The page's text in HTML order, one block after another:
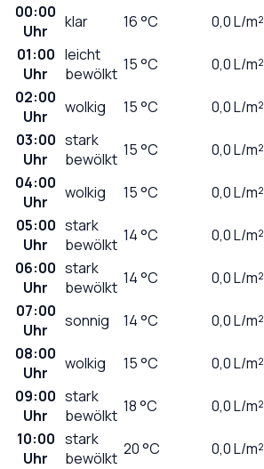
00:00
Uhr
klar 16°C 0,0L/m²
01:00
Uhr
leicht
bewölkt 15°C 0,0L/m²
02:00
Uhr
wolkig 15°C 0,0L/m²
03:00
Uhr
stark
bewölkt 15°C 0,0L/m²
04:00
Uhr
wolkig 15°C 0,0L/m²
05:00
Uhr
stark
bewölkt 14°C 0,0L/m²
06:00
Uhr
stark
bewölkt 14°C 0,0L/m²
07:00
Uhr
sonnig 14°C 0,0L/m²
08:00
Uhr
wolkig 15°C 0,0L/m²
09:00
Uhr
stark
bewölkt 18°C 0,0L/m²
10:00
Uhr
stark
bewölkt 20°C 0,0L/m²